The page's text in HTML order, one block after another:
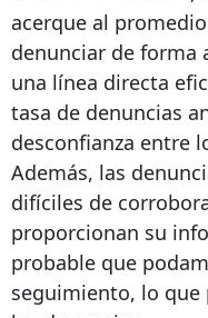
acerque al
denunciar de forma
una línea directa
tasa de denuncias
desconfianza entre
Además, las
difíciles de
proporcionan su
probable que
seguimiento, lo que